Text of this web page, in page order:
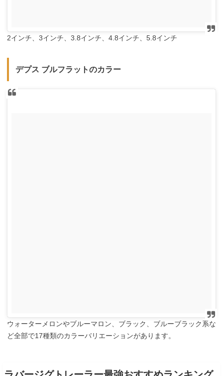
2インチ、3インチ、3.8インチ、4.8インチ、5.8インチ
デプス ブルフラットのカラー
ウォーターメロンやブルーマロン、ブラック、ブルーブラック系な
ど全部で17種類のカラーバリエーションがあります。